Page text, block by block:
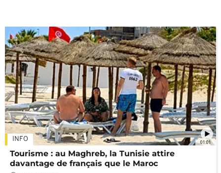
01:01
INFO
Tourisme : au Maghreb, la Tunisie attire
davantage de français que le Maroc